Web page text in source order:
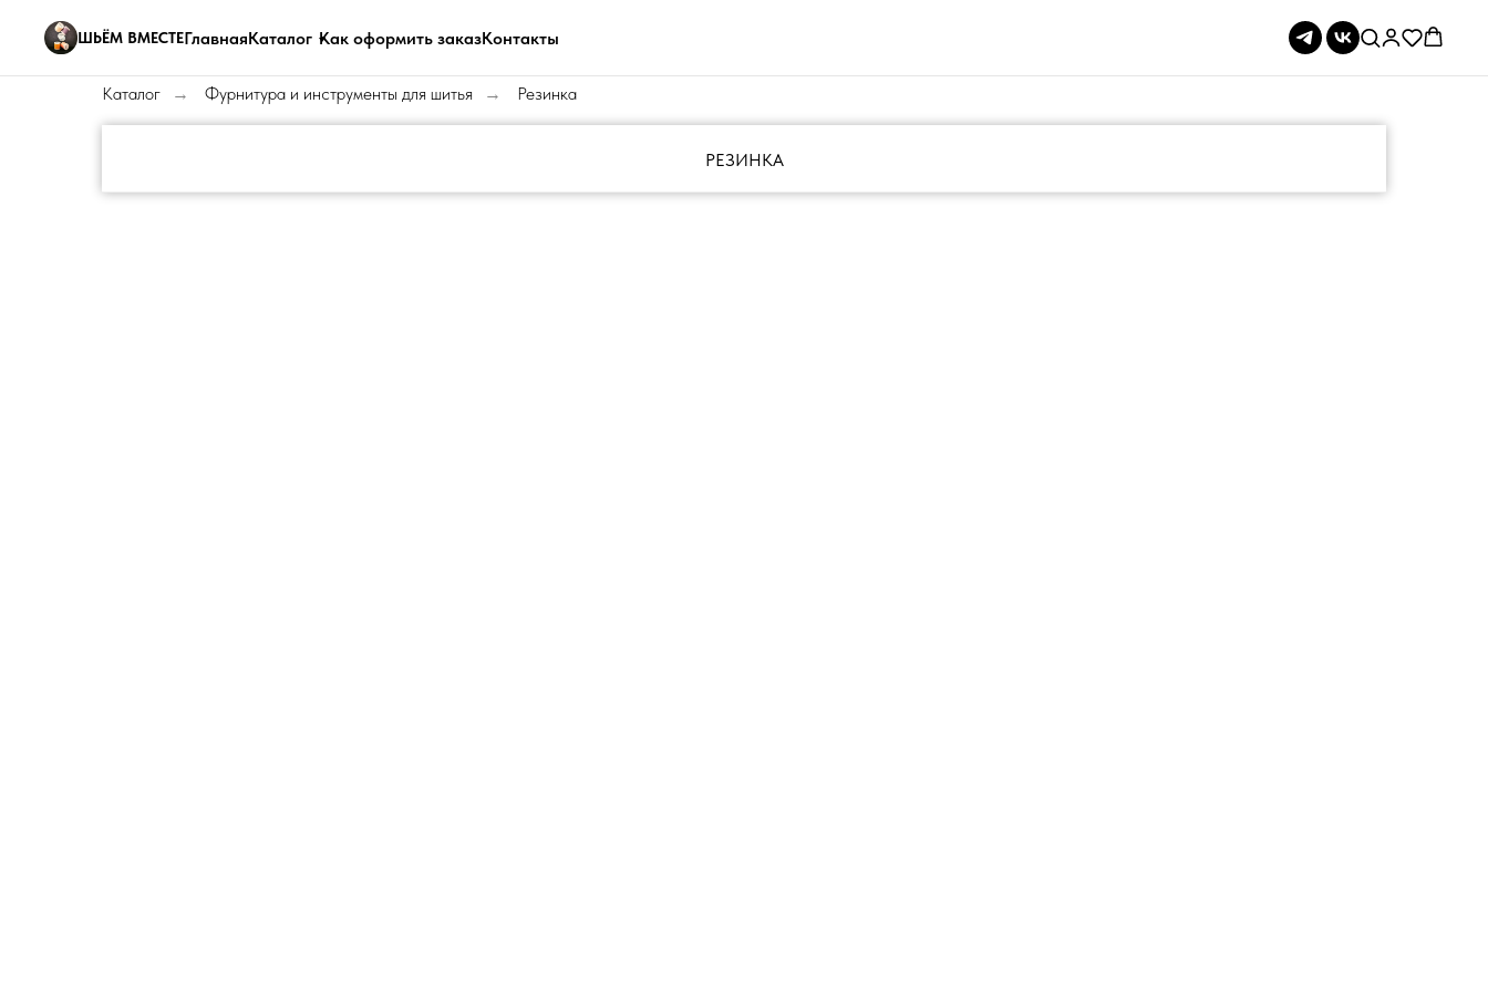
ШЬЁМ ВМЕСТЕГлавнаяКаталог Как оформить заказКонтакты
Каталог → Фурнитура и инструменты для шитья → Резинка
РЕЗИНКА